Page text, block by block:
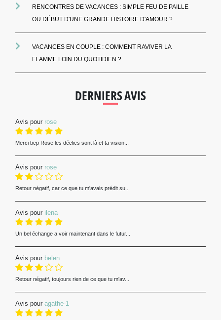
RENCONTRES DE VACANCES : SIMPLE FEU DE PAILLE
OU DÉBUT D'UNE GRANDE HISTOIRE D'AMOUR ?
VACANCES EN COUPLE : COMMENT RAVIVER LA
FLAMME LOIN DU QUOTIDIEN ?
DERNIERS AVIS
Avis pour rose
Merci bcp Rose les déclics sont là et ta vision...
Avis pour rose
Retour négatif, car ce que tu m'avais prédit su...
Avis pour ilena
Un bel échange a voir maintenant dans le futur...
Avis pour belen
Retour négatif, toujours rien de ce que tu m'av...
Avis pour agathe-1